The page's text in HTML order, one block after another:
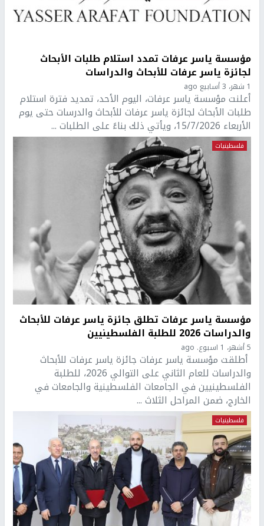
مؤسسة ياسر عرفات تمدد استلام طلبات الأبحاث
لجائزة ياسر عرفات للأبحاث والدراسات
1 شهر، 3 أسابيع ago
أعلنت مؤسسة ياسر عرفات، اليوم الأحد، تمديد فترة استلام
طلبات الأبحاث لجائزة ياسر عرفات للأبحاث والدرسات حتى يوم
الأربعاء 15/7/2026، ويأتي ذلك بناءً على الطلبات ...
فلسطينيات
مؤسسة ياسر عرفات تطلق جائزة ياسر عرفات للأبحاث
والدراسات 2026 للطلبة الفلسطينيين
5 أشهر، 1 اسبوع. ago
أطلقت مؤسسة ياسر عرفات جائزة ياسر عرفات للأبحاث
والدراسات للعام الثاني على التوالي 2026، للطلبة
الفلسطينيين في الجامعات الفلسطينية والجامعات في
الخارج، ضمن المراحل الثلاث ...
فلسطينيات